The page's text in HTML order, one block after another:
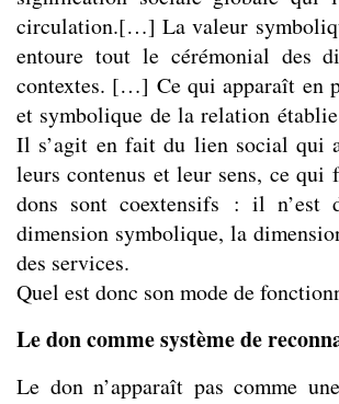
circulation.[…] La valeur
entoure tout le cérémonial des
contextes. […] Ce qui apparaît en
et symbolique de la relation
Il s’agit en fait du lien social qui
leurs contenus et leur sens, ce
dons sont coextensifs : il n’est
dimension symbolique, la
des services.
Quel est donc son mode de
Le don comme système de
Le don n’apparaît pas comme